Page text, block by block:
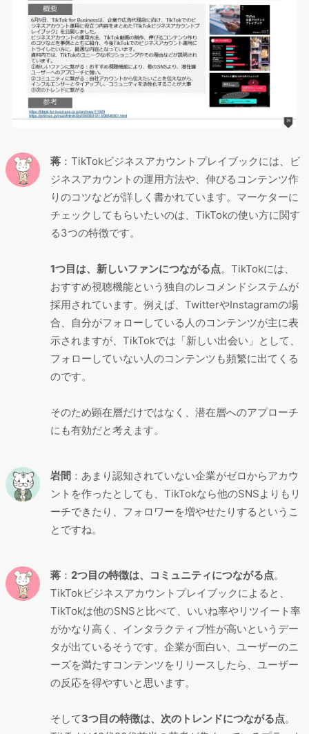
蒋 ：TikTokビジネスアカウントプレイブックには、ビ
ジネスアカウントの運用方法や、伸びるコンテンツ作
りのコツなどが詳しく書かれています。マーケターに
チェックしてもらいたいのは、TikTokの使い方に関す
る3つの特徴です。
1つ目は、新しいファンにつながる点。TikTokには、
おすすめ視聴機能という独自のレコメンドシステムが
採用されています。例えば、TwitterやInstagramの場
合、自分がフォローしている人のコンテンツが主に表
示されますが、TikTokでは「新しい出会い」として、
フォローしていない人のコンテンツも頻繁に出てくる
のです。
そのため顕在層だけではなく、潜在層へのアプローチ
にも有効だと考えます。
岩間 ：あまり認知されていない企業がゼロからアカウ
ントを作ったとしても、TikTokなら他のSNSよりもリ
ーチできたり、フォロワーを増やせたりするというこ
とですね。
蒋 ： 2つ目の特徴は、コミュニティにつながる点。
TikTokビジネスアカウントプレイブックによると、
TikTokは他のSNSと比べて、いいね率やリツイート率
がかなり高く、インタラクティブ性が高いというデー
タが出ているそうです。企業が面白い、ユーザーのニ
ーズを満たすコンテンツをリリースしたら、ユーザー
の反応を得やすいと思います。
そして3つ目の特徴は、次のトレンドにつながる点。